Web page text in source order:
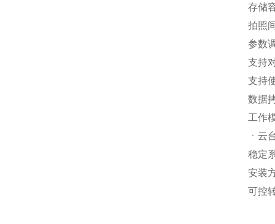
存储
拍照
参数
支持
支持
数据
工作
ㆍ云
稳定
安装
可控